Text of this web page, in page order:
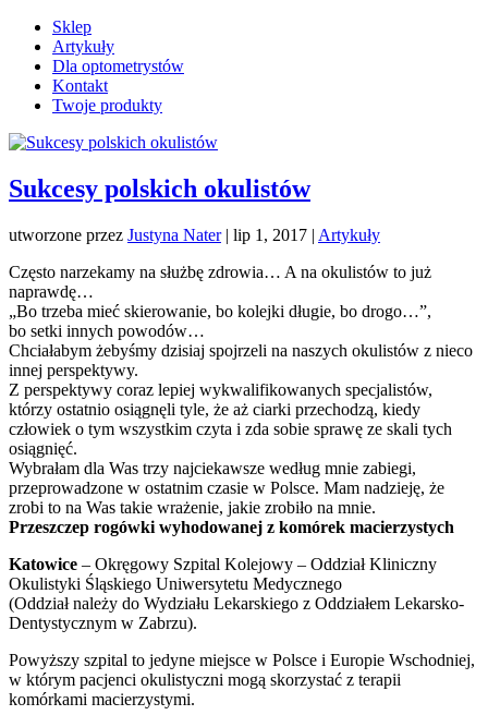
Sklep
Artykuły
Dla optometrystów
Kontakt
Twoje produkty
Sukcesy polskich okulistów
utworzone przez Justyna Nater| lip 1, 2017 | Artykuły
Często narzekamy na służbę zdrowia… A na okulistów to już
naprawdę…
„Bo trzeba mieć skierowanie, bo kolejki długie, bo drogo…”,
bo setki innych powodów…
Chciałabym żebyśmy dzisiaj spojrzeli na naszych okulistów z nieco
innej perspektywy.
Z perspektywy coraz lepiej wykwalifikowanych specjalistów,
którzy ostatnio osiągnęli tyle, że aż ciarki przechodzą, kiedy
człowiek o tym wszystkim czyta i zda sobie sprawę ze skali tych
osiągnięć.
Wybrałam dla Was trzy najciekawsze według mnie zabiegi,
przeprowadzone w ostatnim czasie w Polsce. Mam nadzieję, że
zrobi to na Was takie wrażenie, jakie zrobiło na mnie.
Przeszczep rogówki wyhodowanej z komórek macierzystych
Katowice – Okręgowy Szpital Kolejowy – Oddział Kliniczny
Okulistyki Śląskiego Uniwersytetu Medycznego
(Oddział należy do Wydziału Lekarskiego z Oddziałem Lekarsko-
Dentystycznym w Zabrzu).
Powyższy szpital to jedyne miejsce w Polsce i Europie Wschodniej,
w którym pacjenci okulistyczni mogą skorzystać z terapii
komórkami macierzystymi.